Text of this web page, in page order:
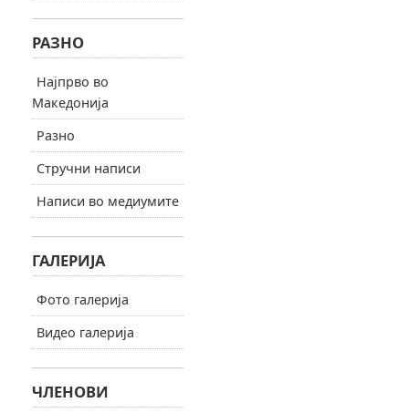
РАЗНО
Најпрво во
Македонија
Разно
Стручни написи
Написи во медиумите
ГАЛЕРИЈА
Фото галерија
Видео галерија
ЧЛЕНОВИ